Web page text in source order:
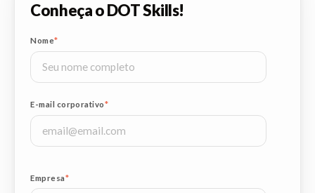
Conheça o DOT Skills!
Nome*
E-mail corporativo*
Empresa*